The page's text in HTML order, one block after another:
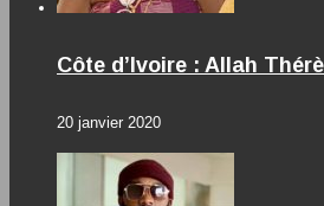
Côte d’Ivoire : Allah
20 janvier 2020